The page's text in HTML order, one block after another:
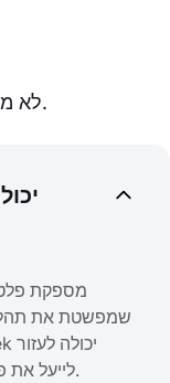
לא מצאתם תשובה? פנו לצוות הידידותי שלנו.
שמפשטת את
לייעל את פעילות העסק ולשפר את היעילות הכוללת.